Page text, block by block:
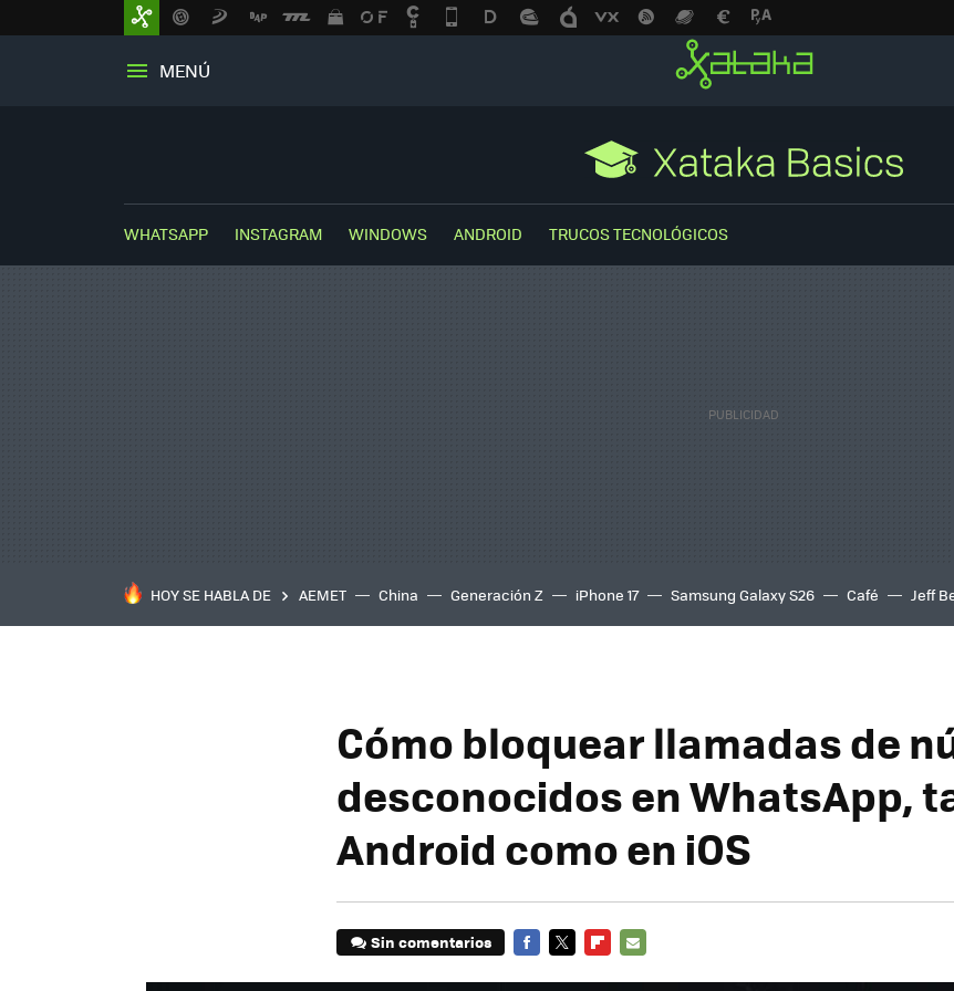
MENÚ
WHATSAPP INSTAGRAM WINDOWS ANDROID TRUCOS TECNOLÓGICOS
HOY SE HABLA DE AEMET China Generación Z iPhone 17 Samsung Galaxy S26 Café Jeff
Cómo bloquear llamadas de
desconocidos en WhatsApp,
Android como en iOS
Sin comentarios